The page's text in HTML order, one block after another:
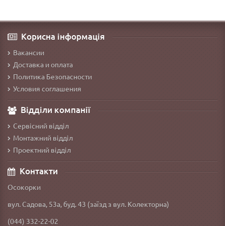
Корисна інформація
Вакансии
Доставка и оплата
Политика Безопасности
Условия соглашения
Відділи компанії
Сервісний відділ
Монтажний відділ
Проектний відділ
Контакти
Осокорки
вул. Садова, 53а, буд. 43 (заїзд з вул. Колекторна)
(044) 332-22-02